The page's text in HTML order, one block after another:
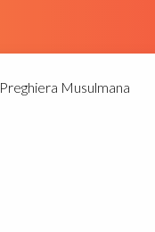
Preghiera Musulmana